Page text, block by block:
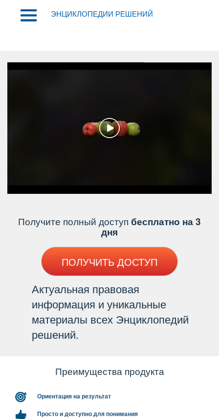
ЭНЦИКЛОПЕДИИ РЕШЕНИЙ
Получите полный доступ есплатно на 3
дня
ПОЛУЧИТЬ ДОСТУП
Актуальная правовая
информация и уникальные
материалы всех Энциклопедий
решений.
Преимущества продукта
Ориентация на результат
Просто и доступно для понимания